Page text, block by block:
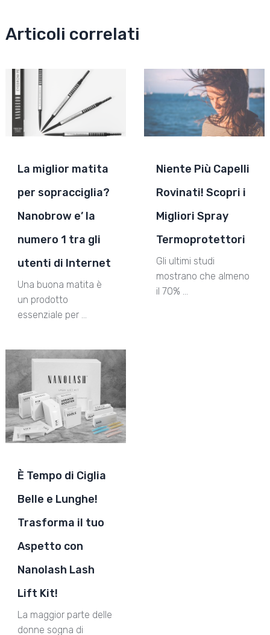
Articoli correlati
La miglior matita
per sopracciglia?
Nanobrow e’ la
numero 1 tra gli
utenti di Internet
Una buona matita è
un prodotto
essenziale per …
Niente Più Capelli
Rovinati! Scopri i
Migliori Spray
Termoprotettori
Gli ultimi studi
mostrano che almeno
il 70% …
È Tempo di Ciglia
Belle e Lunghe!
Trasforma il tuo
Aspetto con
Nanolash Lash
Lift Kit!
La maggior parte delle
donne sogna di